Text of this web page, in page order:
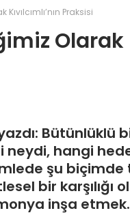
Praksisi
Olarak
Bütünlüklü
neydi, hangi
şu biçimde
bir karşılığı
inşa etmek.